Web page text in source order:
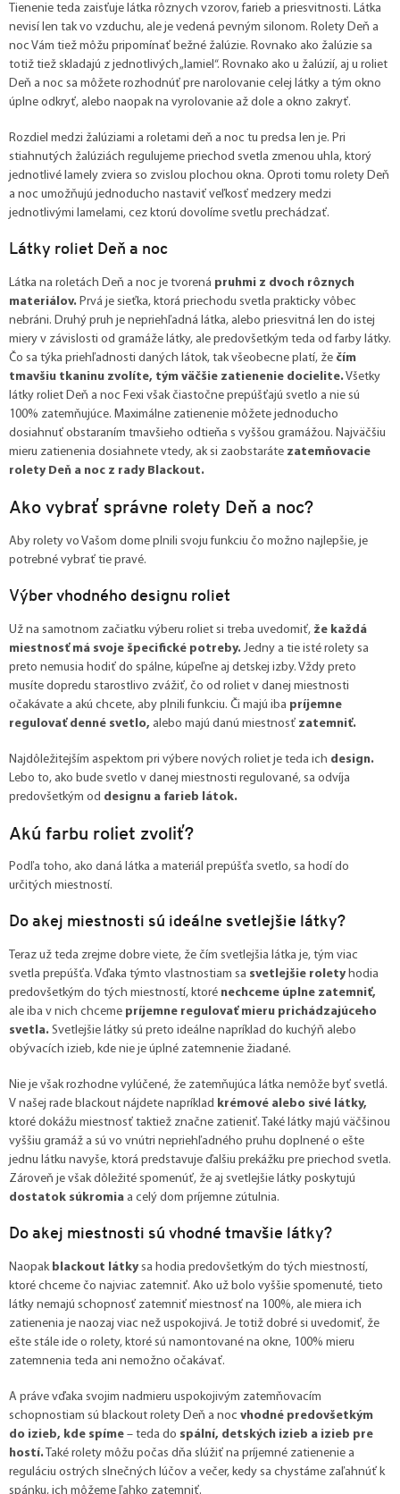
Tienenie teda zaisťuje látka rôznych vzorov, farieb a priesvitnosti. Látka
nevisí len tak vo vzduchu, ale je vedená pevným silonom. Rolety Deň a
noc Vám tiež môžu pripomínať bežné žalúzie. Rovnako ako žalúzie sa
totiž tiež skladajú z jednotlivých „lamiel“. Rovnako ako u žalúzií, aj u roliet
Deň a noc sa môžete rozhodnúť pre narolovanie celej látky a tým okno
úplne odkryť, alebo naopak na vyrolovanie až dole a okno zakryť.
Rozdiel medzi žalúziami a roletami deň a noc tu predsa len je. Pri
stiahnutých žalúziách regulujeme priechod svetla zmenou uhla, ktorý
jednotlivé lamely zviera so zvislou plochou okna. Oproti tomu rolety Deň
a noc umožňujú jednoducho nastaviť veľkosť medzery medzi
jednotlivými lamelami, cez ktorú dovolíme svetlu prechádzať.
Látky roliet Deň a noc
Látka na roletách Deň a noc je tvorená pruhmi z dvoch rôznych
materiálov. Prvá je sieťka, ktorá priechodu svetla prakticky vôbec
nebráni. Druhý pruh je nepriehľadná látka, alebo priesvitná len do istej
miery v závislosti od gramáže látky, ale predovšetkým teda od farby látky.
Čo sa týka priehľadnosti daných látok, tak všeobecne platí, že čím
tmavšiu tkaninu zvolíte, tým väčšie zatienenie docielite.Všetky
látky roliet Deň a noc Fexi však čiastočne prepúšťajú svetlo a nie sú
100% zatemňujúce. Maximálne zatienenie môžete jednoducho
dosiahnuť obstaraním tmavšieho odtieňa s vyššou gramážou. Najväčšiu
mieru zatienenia dosiahnete vtedy, ak si zaobstaráte zatemňovacie
rolety Deň a noc z rady Blackout.
Ako vybrať správne rolety Deň a noc?
Aby rolety vo Vašom dome plnili svoju funkciu čo možno najlepšie, je
potrebné vybrať tie pravé.
Výber vhodného designu roliet
Už na samotnom začiatku výberu roliet si treba uvedomiť, že každá
miestnosť má svoje špecifické potreby. Jedny a tie isté rolety sa
preto nemusia hodiť do spálne, kúpeľne aj detskej izby. Vždy preto
musíte dopredu starostlivo zvážiť, čo od roliet v danej miestnosti
očakávate a akú chcete, aby plnili funkciu. Či majú iba príjemne
regulovať denné svetlo, alebo majú danú miestnosť zatemniť.
Najdôležitejším aspektom pri výbere nových roliet je teda ich design.
Lebo to, ako bude svetlo v danej miestnosti regulované, sa odvíja
predovšetkým od designu a farieb látok.
Akú farbu roliet zvoliť?
Podľa toho, ako daná látka a materiál prepúšťa svetlo, sa hodí do
určitých miestností.
Do akej miestnosti sú ideálne svetlejšie látky?
Teraz už teda zrejme dobre viete, že čím svetlejšia látka je, tým viac
svetla prepúšťa. Vďaka týmto vlastnostiam sa svetlejšie rolety hodia
predovšetkým do tých miestností, ktoré nechceme úplne zatemniť,
ale iba v nich chceme príjemne regulovať mieru prichádzajúceho
svetla. Svetlejšie látky sú preto ideálne napríklad do kuchýň alebo
obývacích izieb, kde nie je úplné zatemnenie žiadané.
Nie je však rozhodne vylúčené, že zatemňujúca látka nemôže byť svetlá.
V našej rade blackout nájdete napríklad krémové alebo sivé látky,
ktoré dokážu miestnosť taktiež značne zatieniť. Také látky majú väčšinou
vyššiu gramáž a sú vo vnútri nepriehľadného pruhu doplnené o ešte
jednu látku navyše, ktorá predstavuje ďalšiu prekážku pre priechod svetla.
Zároveň je však dôležité spomenúť, že aj svetlejšie látky poskytujú
dostatok súkromia a celý dom príjemne zútulnia.
Do akej miestnosti sú vhodné tmavšie látky?
Naopak blackout látky sa hodia predovšetkým do tých miestností,
ktoré chceme čo najviac zatemniť. Ako už bolo vyššie spomenuté, tieto
látky nemajú schopnosť zatemniť miestnosť na 100%, ale miera ich
zatienenia je naozaj viac než uspokojivá. Je totiž dobré si uvedomiť, že
ešte stále ide o rolety, ktoré sú namontované na okne, 100% mieru
zatemnenia teda ani nemožno očakávať.
A práve vďaka svojim nadmieru uspokojivým zatemňovacím
schopnostiam sú blackout rolety Deň a noc vhodné predovšetkým
do izieb, kde spíme – teda do spální, detských izieb a izieb pre
hostí. Také rolety môžu počas dňa slúžiť na príjemné zatienenie a
reguláciu ostrých slnečných lúčov a večer, kedy sa chystáme zaľahnúť k
spánku, ich môžeme ľahko zatemniť.